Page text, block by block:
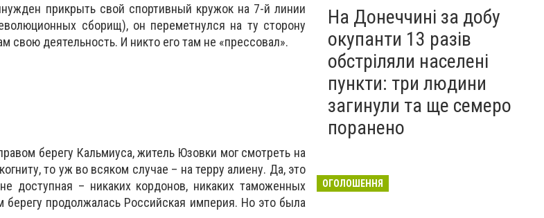
прикрыть свой спортивный кружок на 7-й линии
сборищ), он переметнулся на ту сторону
свою деятельность. И никто его там не «прессовал».
берегу Кальмиуса, житель Юзовки мог смотреть на
то уж во всяком случае – на терру алиену. Да, это
доступная – никаких кордонов, никаких таможенных
продолжалась Российская империя. Но это была
На Донеччині за добу
окупанти 13 разів
обстріляли населені
пункти: три людини
загинули та ще семеро
поранено
ОГОЛОШЕННЯ